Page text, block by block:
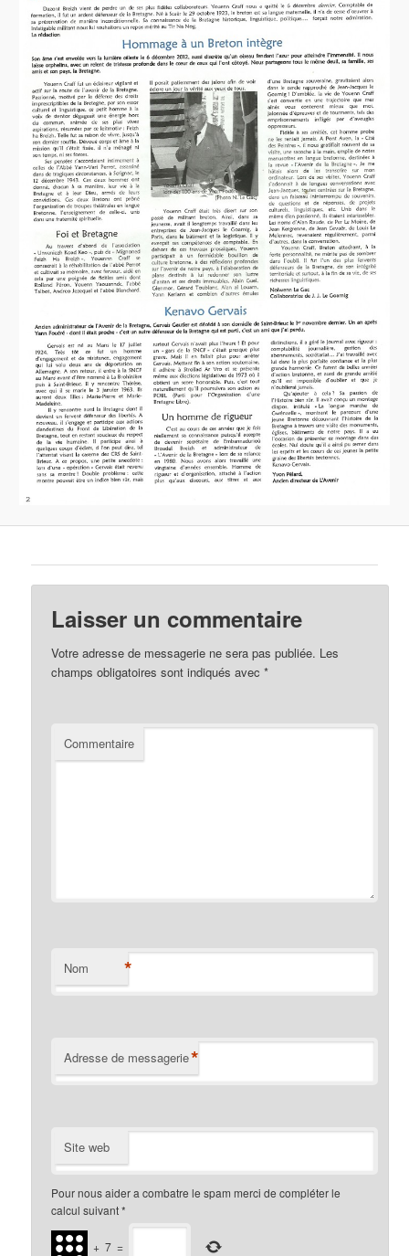
Laisser un commentaire
Votre adresse de messagerie ne sera pas publiée. Les
champs obligatoires sont indiqués avec*
Commentaire
Nom *
Adresse de messagerie*
Site web
Pour nous aider a combatre le spam merci de compléter le
calcul suivant*
+ 7 =